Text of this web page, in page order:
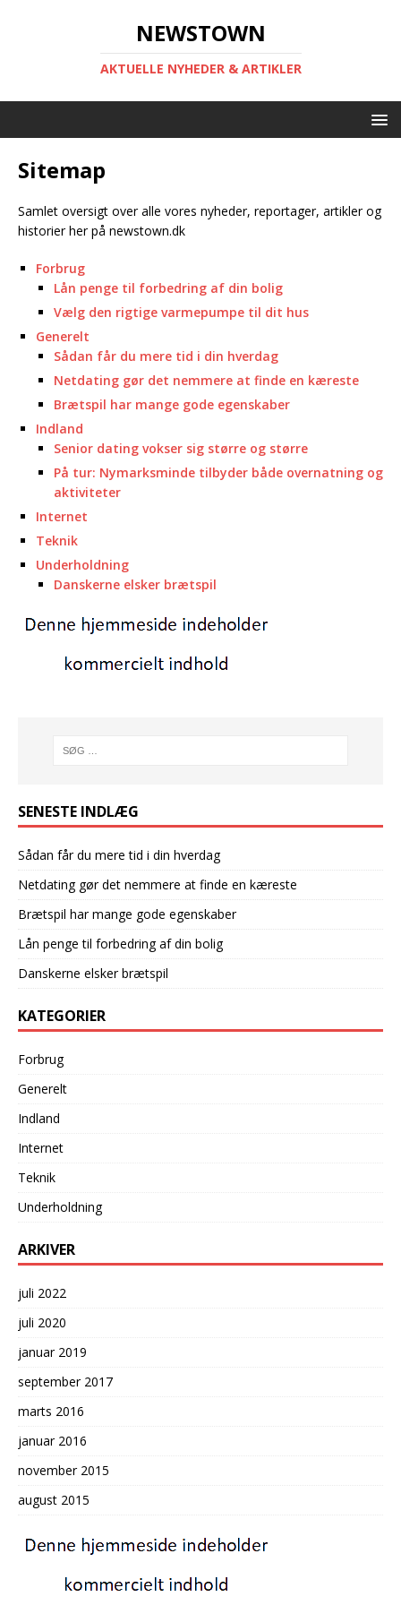
NEWSTOWN
AKTUELLE NYHEDER & ARTIKLER
Sitemap
Samlet oversigt over alle vores nyheder, reportager, artikler og
historier her på newstown.dk
Forbrug
Lån penge til forbedring af din bolig
Vælg den rigtige varmepumpe til dit hus
Generelt
Sådan får du mere tid i din hverdag
Netdating gør det nemmere at finde en kæreste
Brætspil har mange gode egenskaber
Indland
Senior dating vokser sig større og større
På tur: Nymarksminde tilbyder både overnatning og
aktiviteter
Internet
Teknik
Underholdning
Danskerne elsker brætspil
SENESTE INDLÆG
Sådan får du mere tid i din hverdag
Netdating gør det nemmere at finde en kæreste
Brætspil har mange gode egenskaber
Lån penge til forbedring af din bolig
Danskerne elsker brætspil
KATEGORIER
Forbrug
Generelt
Indland
Internet
Teknik
Underholdning
ARKIVER
juli 2022
juli 2020
januar 2019
september 2017
marts 2016
januar 2016
november 2015
august 2015